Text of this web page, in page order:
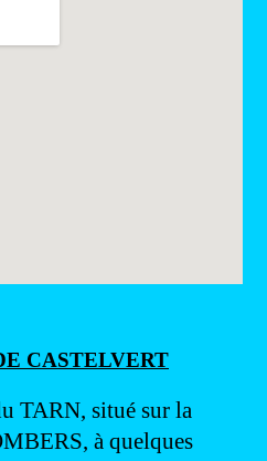
CASTELVERT
TARN, situé sur la
à quelques